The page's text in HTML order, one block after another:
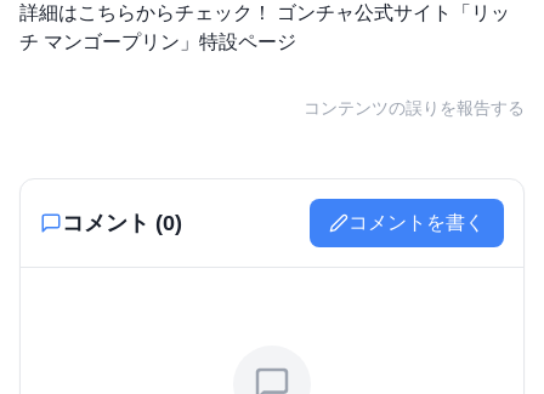
詳細はこちらからチェック！
ゴンチャ公式サイト「リッ
チ マンゴープリン」特設ページ
コンテンツの誤りを報告する
コメント (0) コメントを書く